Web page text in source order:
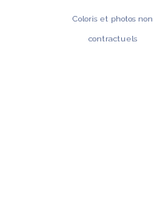
Coloris et photos non
contractuels